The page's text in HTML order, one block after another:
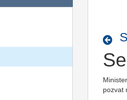
pozvat